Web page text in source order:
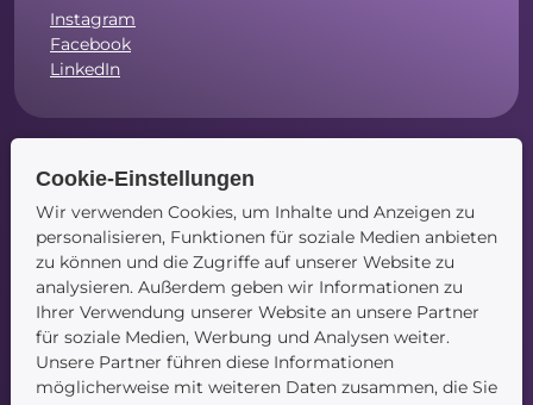
Instagram
Facebook
LinkedIn
Navigation
Startseite
Blog
Kontakt
Cookie-Einstellungen
Wir verwenden Cookies, um Inhalte und Anzeigen zu
personalisieren, Funktionen für soziale Medien anbieten
zu können und die Zugriffe auf unserer Website zu
analysieren. Außerdem geben wir Informationen zu
Ihrer Verwendung unserer Website an unsere Partner
für soziale Medien, Werbung und Analysen weiter.
Unsere Partner führen diese Informationen
möglicherweise mit weiteren Daten zusammen, die Sie